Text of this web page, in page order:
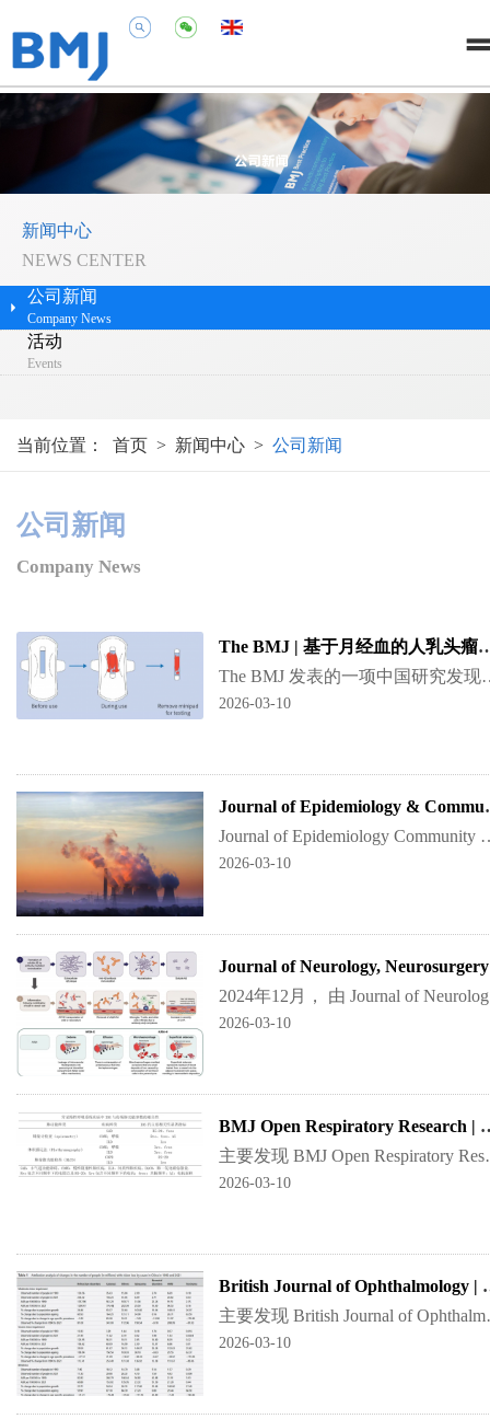
新闻中心
NEWS CENTER
公司新闻
Company News
活动
Events
当前位置： 首页 > 新闻中心 > 公司新闻
公司新闻
Company News
The BMJ | 基于月经血的人乳头瘤
The BMJ 发表的一项中国研究发现，使用自采样
2026-03-10
Journal of
Journal of Epidemiology Community Health 近日发表的一项研究
2026-03-10
2026-03-10
BMJ Open Respiratory
主要发现 BMJ Open
2026-03-10
British Journal
主要发现 British
2026-03-10